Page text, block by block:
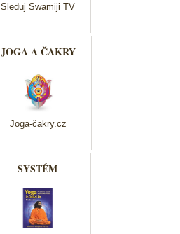
Sleduj Swamiji TV
JOGA A ČAKRY
Joga-čakry.cz
SYSTÉM